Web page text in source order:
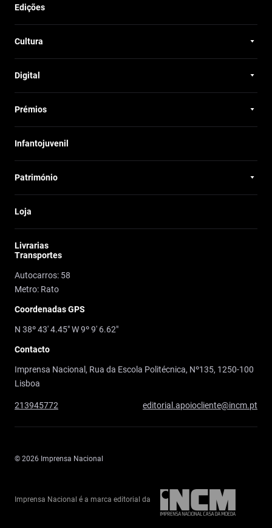
Edições
Cultura
Digital
Prémios
Infantojuvenil
Património
Loja
Livrarias
Transportes
Autocarros: 58
Metro: Rato
Coordenadas GPS
N 38º 43' 4.45" W 9º 9' 6.62"
Contacto
Imprensa Nacional, Rua da Escola Politécnica, Nº135, 1250-100
Lisboa
213945772 editorial.apoiocliente@incm.pt
© 2026 Imprensa Nacional
Imprensa Nacional é a marca editorial da